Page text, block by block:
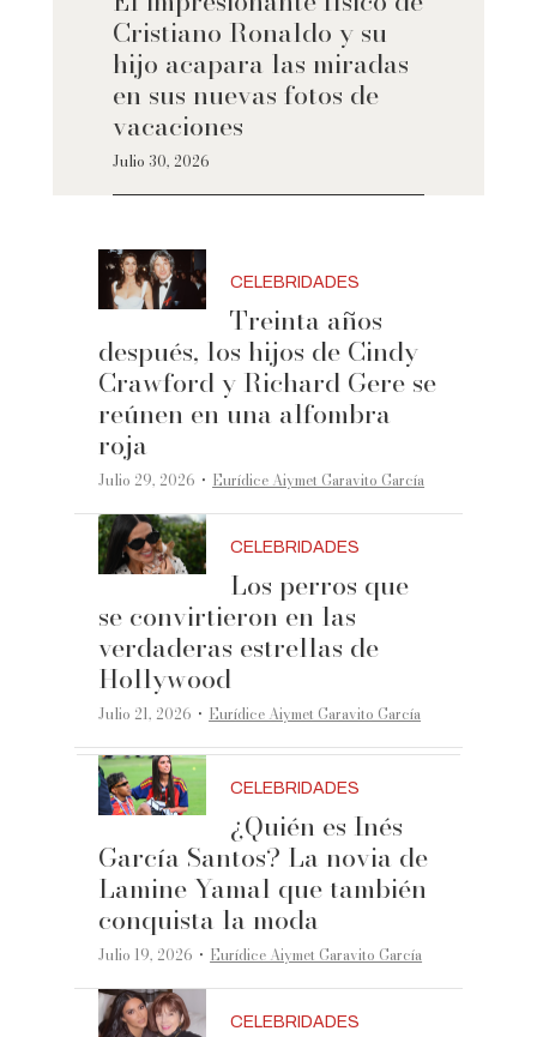
Cristiano Ronaldo y su
hijo acapara las miradas
en sus nuevas fotos de
vacaciones
Julio 30, 2026
CELEBRIDADES
Treinta años
después, los hijos de Cindy
Crawford y Richard Gere se
reúnen en una alfombra
roja
Julio 29, 2026 ·Eurídice Aiymet Garavito García
CELEBRIDADES
Los perros que
se convirtieron en las
verdaderas estrellas de
Hollywood
Julio 21, 2026 ·Eurídice Aiymet Garavito García
CELEBRIDADES
¿Quién es Inés
García Santos? La novia de
Lamine Yamal que también
conquista la moda
Julio 19, 2026 ·Eurídice Aiymet Garavito García
CELEBRIDADES